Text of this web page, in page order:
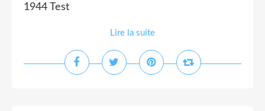
1944 Test
Lire la suite